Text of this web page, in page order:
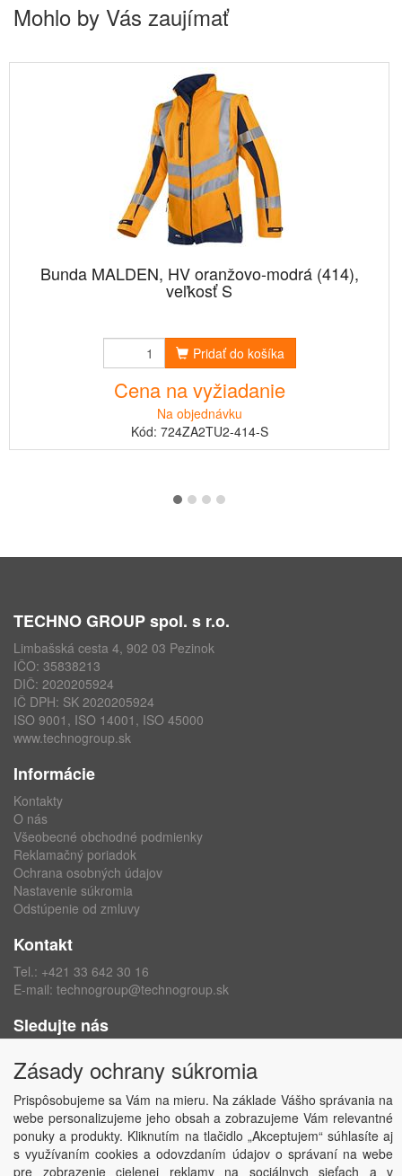
Mohlo by Vás zaujímať
Bunda MALDEN, HV oranžovo-modrá (414),
veľkosť S
Pridať do košíka
Cena na vyžiadanie
Na objednávku
Kód: 724ZA2TU2-414-S
TECHNO GROUP spol. s r.o.
Limbašská cesta 4, 902 03 Pezinok
IČO: 35838213
DIČ: 2020205924
IČ DPH: SK 2020205924
ISO 9001, ISO 14001, ISO 45000
www.technogroup.sk
Informácie
Kontakty
O nás
Všeobecné obchodné podmienky
Reklamačný poriadok
Ochrana osobných údajov
Nastavenie súkromia
Odstúpenie od zmluvy
Kontakt
Tel.: +421 33 642 30 16
E-mail: technogroup@technogroup.sk
Sledujte nás
Instagram
Copyright © TECHNO GROUP spol. s r.o.2026
Zásady ochrany súkromia
Prispôsobujeme sa Vám na mieru. Na základe Vášho správania na
webe personalizujeme jeho obsah a zobrazujeme Vám relevantné
ponuky a produkty. Kliknutím na tlačidlo „Akceptujem“ súhlasíte aj
s využívaním cookies a odovzdaním údajov o správaní na webe
pre zobrazenie cielenej reklamy na sociálnych sieťach a v